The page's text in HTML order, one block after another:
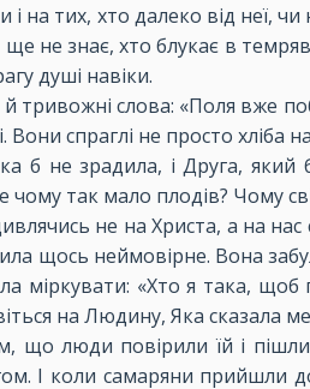
на тих, хто далеко від неї,
ще не знає, хто блукає в
душі навіки.
тривожні слова: «Поля вже
спраглі не просто хліба
б не зрадила, і Друга,
так мало плодів? Чому
не на Христа, а на
щось неймовірне. Вона
міркувати: «Хто я така,
на Людину, Яка сказала
люди повірили їй і
І коли самаряни прийшли